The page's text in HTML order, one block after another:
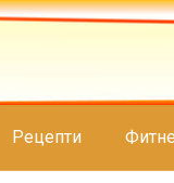
Рецепти